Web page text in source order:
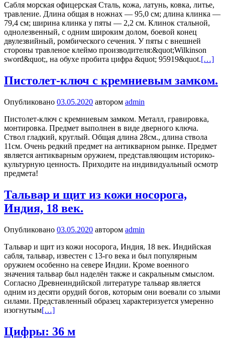
Сабля морская офицерская Сталь, кожа, латунь, ковка, литье,
травление. Длина общая в ножнах — 95,0 см; длина клинка —
79,4 см; ширина клинка у пяты — 2,2 см. Клинок стальной,
однолезвенный, с одним широким долом, боевой конец
двулезвийный, ромбического сечения. У пяты с внешней
стороны травленое клеймо производителя:&quot;Wilkinson
sword&quot;, на обухе пробита цифра &quot; 95919&quot.[…]
Пистолет-ключ с кремниевым замком.
Опубликовано 03.05.2020 автором admin
Пистолет-ключ с кремниевым замком. Металл, гравировка,
монтировка. Предмет выполнен в виде дверного ключа.
Ствол гладкий, круглый. Общая длина 28см., длина ствола
11см. Очень редкий предмет на антикварном рынке. Предмет
является антикварным оружием, представляющим историко-
культурную ценность. Приходите на индивидуальный осмотр
предмета!
Тальвар и щит из кожи носорога,
Индия, 18 век.
Опубликовано 03.05.2020 автором admin
Тальвар и щит из кожи носорога, Индия, 18 век. Индийская
сабля, тальвар, известен с 13-го века и был популярным
оружием особенно на севере Индии. Кроме военного
значения тальвар был наделён также и сакральным смыслом.
Согласно Древнеиндийской литературе тальвар является
одним из десяти орудий богов, которым они воевали со злыми
силами. Представленный образец характеризуется умеренно
изогнутым[…]
Цифры: 36 м